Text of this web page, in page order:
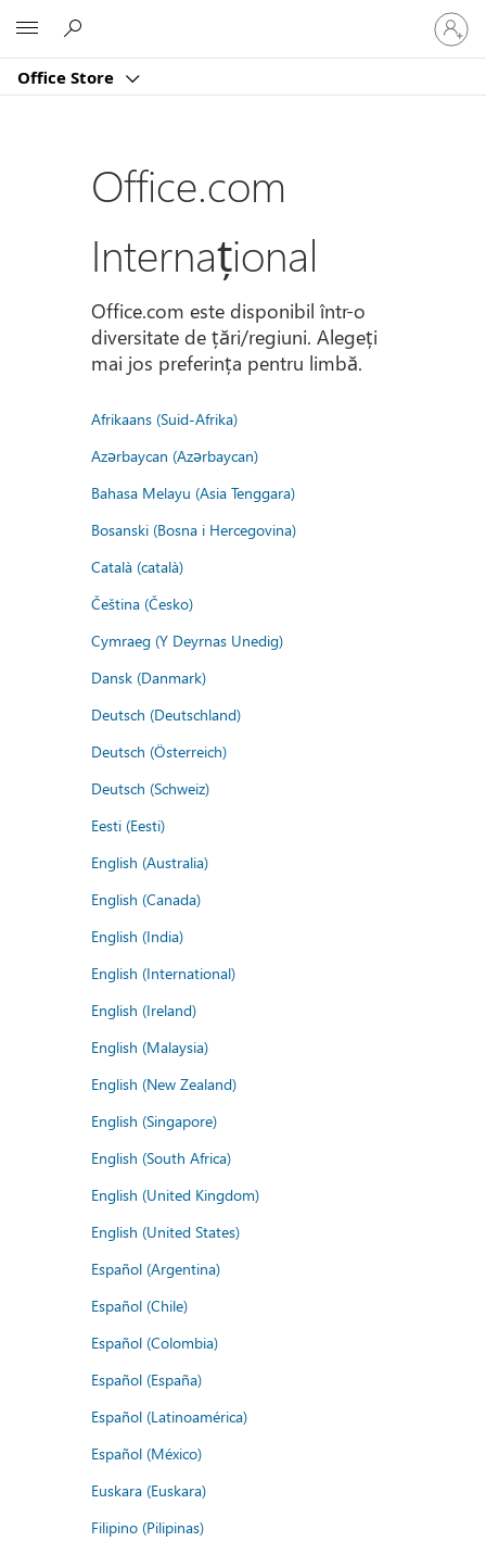
Office Store
vă
la
dvs.
Office.com
Internațional
Office.com este disponibil într-o
diversitate de țări/regiuni. Alegeți
mai jos preferința pentru limbă.
Afrikaans (Suid-Afrika)
Azərbaycan (Azərbaycan)
Bahasa Melayu (Asia Tenggara)
Bosanski (Bosna i Hercegovina)
Català (català)
Čeština (Česko)
Cymraeg (Y Deyrnas Unedig)
Dansk (Danmark)
Deutsch (Deutschland)
Deutsch (Österreich)
Deutsch (Schweiz)
Eesti (Eesti)
English (Australia)
English (Canada)
English (India)
English (International)
English (Ireland)
English (Malaysia)
English (New Zealand)
English (Singapore)
English (South Africa)
English (United Kingdom)
English (United States)
Español (Argentina)
Español (Chile)
Español (Colombia)
Español (España)
Español (Latinoamérica)
Español (México)
Euskara (Euskara)
Filipino (Pilipinas)